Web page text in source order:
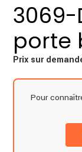
3069-
porte
Prix sur
Pour